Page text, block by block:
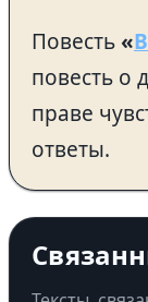
Повесть «
повесть о
праве
ответы.